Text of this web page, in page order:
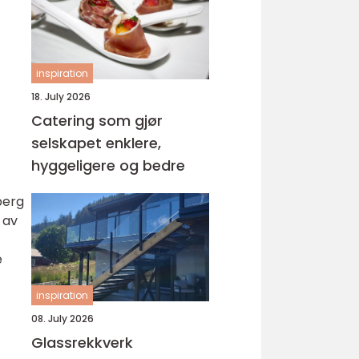
inspiration
18. July 2026
Catering som gjør
selskapet enklere,
hyggeligere og bedre
inspiration
08. July 2026
Glassrekkverk